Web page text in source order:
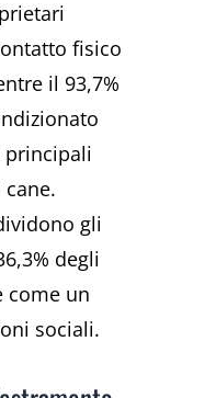
fisico
il 93,7%
principali
gli
degli
come un
sociali.